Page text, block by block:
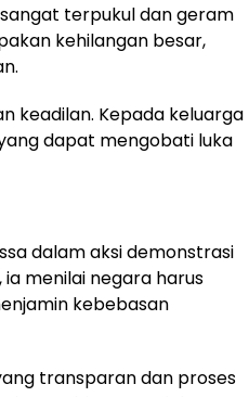
terpukul dan geram
kehilangan besar,
keadilan. Kepada keluarga
dapat mengobati luka
dalam aksi demonstrasi
menilai negara harus
kebebasan
transparan dan proses